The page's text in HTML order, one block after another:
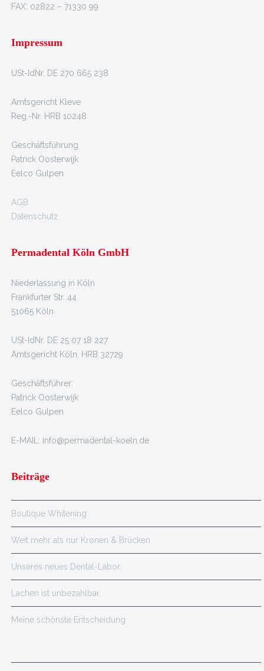
FAX: 02822 – 71330 99
Impressum
USt-IdNr. DE 270 665 238
Amtsgericht Kleve
Reg.-Nr. HRB 10248
Geschäftsführung
Patrick Oosterwijk
Eelco Gulpen
AGB
Datenschutz
Permadental Köln GmbH
Niederlassung in Köln
Frankfurter Str. 44
51065 Köln
USt-IdNr. DE 25 07 18 227
Amtsgericht Köln, HRB 32729
Geschäftsführer:
Patrick Oosterwijk
Eelco Gulpen
E-MAIL: info@permadental-koeln.de
Beiträge
Boutique Whitening
Weit mehr als nur Kronen & Brücken
Unseres neues Dental-Labor.
Lachen ist unbezahlbar.
Meine schönste Entscheidung